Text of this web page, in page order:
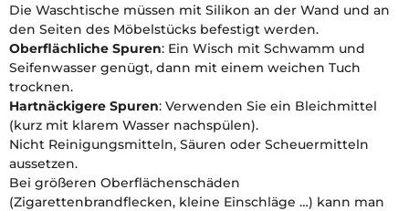
Die Waschtische müssen mit Silikon an der Wand und an
den Seiten des Möbelstücks befestigt werden.
Oberflächliche Spuren: Ein Wisch mit Schwamm und
Seifenwasser genügt, dann mit einem weichen Tuch
trocknen.
Hartnäckigere Spuren: Verwenden Sie ein Bleichmittel
(kurz mit klarem Wasser nachspülen).
Nicht Reinigungsmitteln, Säuren oder Scheuermitteln
aussetzen.
Bei größeren Oberflächenschäden
(Zigarettenbrandflecken, kleine Einschläge …) kann man